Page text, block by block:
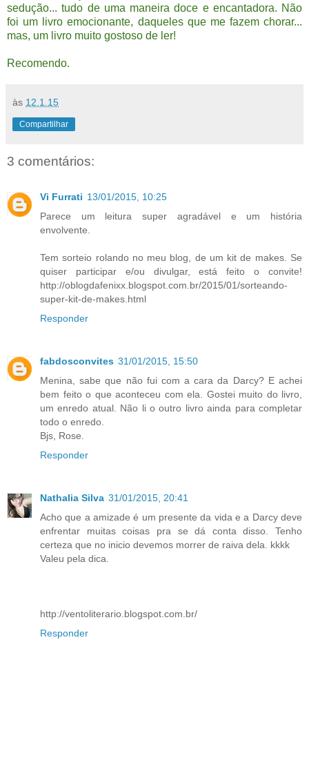
sedução... tudo de uma maneira doce e encantadora. Não
foi um livro emocionante, daqueles que me fazem chorar...
mas, um livro muito gostoso de ler!
Recomendo.
às 12.1.15
Compartilhar
3 comentários:
Vi Furrati 13/01/2015, 10:25
Parece um leitura super agradável e um história
envolvente.
Tem sorteio rolando no meu blog, de um kit de makes. Se
quiser participar e/ou divulgar, está feito o convite!
http://oblogdafenixx.blogspot.com.br/2015/01/sorteando-
super-kit-de-makes.html
Responder
fabdosconvites 31/01/2015, 15:50
Menina, sabe que não fui com a cara da Darcy? E achei
bem feito o que aconteceu com ela. Gostei muito do livro,
um enredo atual. Não li o outro livro ainda para completar
todo o enredo.
Bjs, Rose.
Responder
Nathalia Silva 31/01/2015, 20:41
Acho que a amizade é um presente da vida e a Darcy deve
enfrentar muitas coisas pra se dá conta disso. Tenho
certeza que no inicio devemos morrer de raiva dela. kkkk
Valeu pela dica.
http://ventoliterario.blogspot.com.br/
Responder